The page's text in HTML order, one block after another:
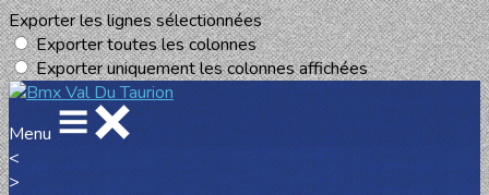
Exporter les lignes sélectionnées
Exporter toutes les colonnes
Exporter uniquement les colonnes affichées
Menu
<
>